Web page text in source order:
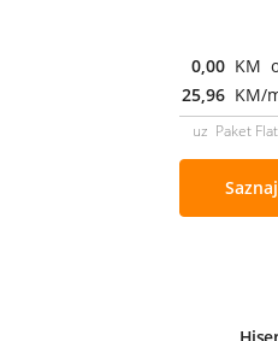
0,00 KM
25,96 KM/
uz Paket